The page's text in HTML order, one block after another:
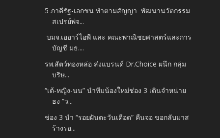
5 ภาคีรัฐ-เอกชน ทำตามสัญญา พัฒนานวัตกรรม
สเปรย์พ่จ...
บมจ.เออาร์ไอพี และ คณะพาณิชยศาสตร์และการ
บัญชี มธ....
รพ.สัตว์ทองหล่อ ส่งแบรนด์ Dr.Choice ผนึก กลุ่ม
บริษ...
“เต้-หญิง-นน” นำทีมน้องใหม่ช่อง 3 เดินจำหน่าย
ธง “ว...
ช่อง 3 นำ “รอยฝันตะวันเดือด” คืนจอ ขอกลับมาส
ร้างรอ...